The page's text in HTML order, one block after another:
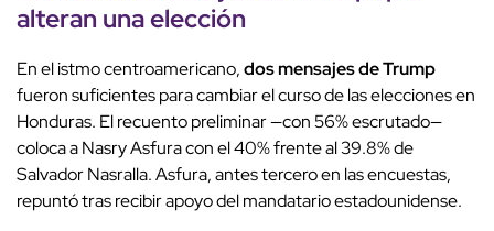
alteran una elección
En el istmo centroamericano,dos mensajes de Trump
fueron suficientes para cambiar el curso de las elecciones en
Honduras. El recuento preliminar —con 56% escrutado—
coloca a Nasry Asfura con el 40% frente al 39.8% de
Salvador Nasralla. Asfura, antes tercero en las encuestas,
repuntó tras recibir apoyo del mandatario estadounidense.